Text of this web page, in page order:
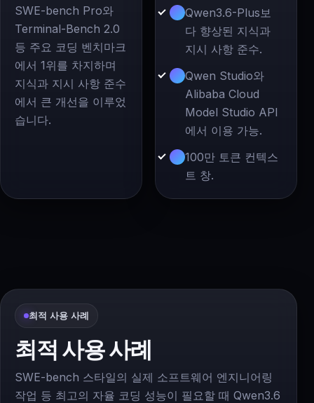
SWE-bench Pro와
Terminal-Bench 2.0
등 주요 코딩 벤치마크
에서 1위를 차지하며
지식과 지시 사항 준수
에서 큰 개선을 이루었
습니다.
Qwen3.6-Plus보
다 향상된 지식과
지시 사항 준수.
Qwen Studio와
Alibaba Cloud
Model Studio API
에서 이용 가능.
100만 토큰 컨텍스
트 창.
최적 사용 사례
최적 사용 사례
SWE-bench 스타일의 실제 소프트웨어 엔지니어링
작업 등 최고의 자율 코딩 성능이 필요할 때 Qwen3.6